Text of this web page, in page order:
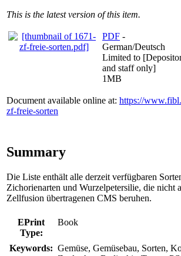
This is the latest version of this item.
PDF -
German/Deutsch
Limited to
and staff only]
1MB
Document available online at: https://
zf-freie-sorten
Summary
Die Liste enthält alle derzeit verfügbaren
Zichorienarten und Wurzelpetersilie, die nicht
Zellfusion übertragenen CMS beruhen.
EPrint
Type:
Book
Keywords: Gemüse, Gemüsebau, Sorten,